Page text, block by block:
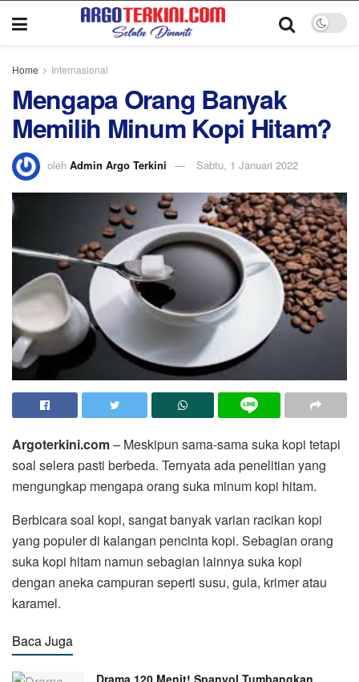
Home Internasional
Mengapa Orang Banyak
Memilih Minum Kopi Hitam?
oleh Admin Argo Terkini Sabtu, 1 Januari 2022
Argoterkini.com– Meskipun sama-sama suka kopi tetapi
soal selera pasti berbeda. Ternyata ada penelitian yang
mengungkap mengapa orang suka minum kopi hitam.
Berbicara soal kopi, sangat banyak varian racikan kopi
yang populer di kalangan pencinta kopi. Sebagian orang
suka kopi hitam namun sebagian lainnya suka kopi
dengan aneka campuran seperti susu, gula, krimer atau
karamel.
Baca Juga
Drama 120 Menit! Spanyol Tumbangkan